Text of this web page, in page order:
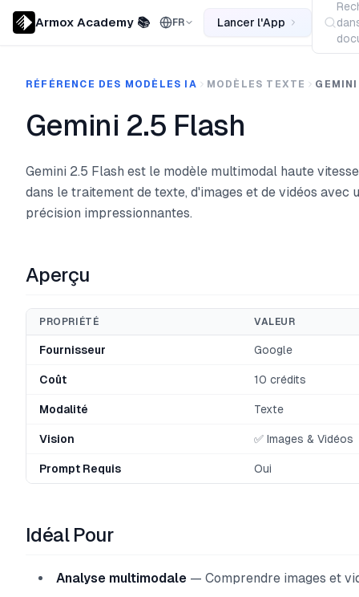
Armox Academy 📚 FR Lancer l'App
RÉFÉRENCE DES MODÈLES IA MODÈLES TEXTE
Gemini 2.5 Flash
Gemini 2.5 Flash est le modèle multimodal haute
dans le traitement de texte, d'images et de vidéos avec
précision impressionnantes.
Aperçu
PROPRIÉTÉ VALEUR
Fournisseur Google
Coût 10 crédits
Modalité Texte
Vision ✅ Images & Vidéos
Prompt Requis Oui
Idéal Pour
Analyse multimodale — Comprendre images et